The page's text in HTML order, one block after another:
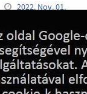
2022. Nov. 01.
Kékestető település
2022. Nov. 01.